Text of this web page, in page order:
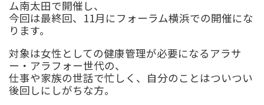
ム南太田で開催し、
今回は最終回、11月にフォーラム横浜での開催にな
ります。
対象は女性としての健康管理が必要になるアラサ
ー・アラフォー世代の、
仕事や家族の世話で忙しく、自分のことはついつい
後回しにしがちな方。